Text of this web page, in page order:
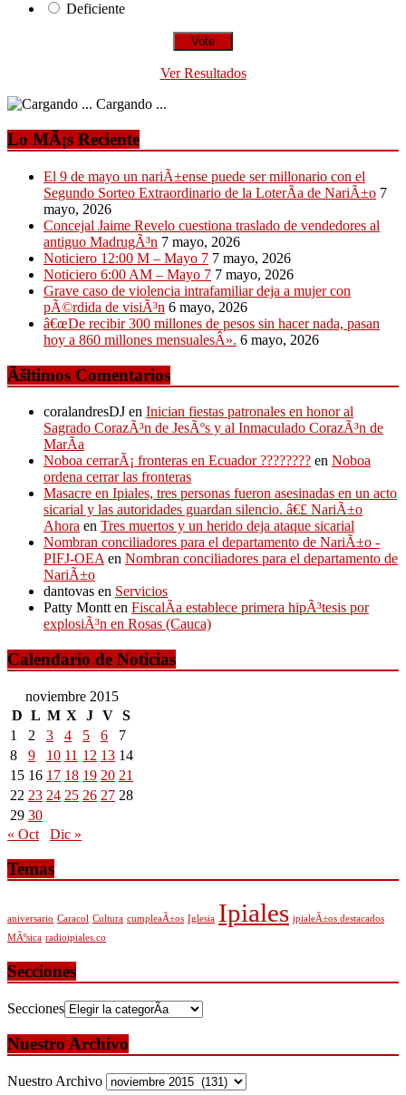
Deficiente
Ver Resultados
Cargando ...
Lo MÃ¡s Reciente
El 9 de mayo un nariÃ±ense puede ser millonario con el
Segundo Sorteo Extraordinario de la LoterÃ­a de NariÃ±o 7
mayo, 2026
Concejal Jaime Revelo cuestiona traslado de vendedores al
antiguo MadrugÃ³n 7 mayo, 2026
Noticiero 12:00 M – Mayo 7 7 mayo, 2026
Noticiero 6:00 AM – Mayo 7 7 mayo, 2026
Grave caso de violencia intrafamiliar deja a mujer con
pÃ©rdida de visiÃ³n 6 mayo, 2026
â€œDe recibir 300 millones de pesos sin hacer nada, pasan
hoy a 860 millones mensualesÂ». 6 mayo, 2026
Ãšltimos Comentarios
coralandresDJ en Inician fiestas patronales en honor al
Sagrado CorazÃ³n de JesÃºs y al Inmaculado CorazÃ³n de
MarÃ­a
Noboa cerrarÃ¡ fronteras en Ecuador ???????? en Noboa
ordena cerrar las fronteras
Masacre en Ipiales, tres personas fueron asesinadas en un acto
sicarial y las autoridades guardan silencio. â€£ NariÃ±o
Ahora en Tres muertos y un herido deja ataque sicarial
Nombran conciliadores para el departamento de NariÃ±o -
PIFJ-OEA en Nombran conciliadores para el departamento de
NariÃ±o
dantovas en Servicios
Patty Montt en FiscalÃ­a establece primera hipÃ³tesis por
explosiÃ³n en Rosas (Cauca)
Calendario de Noticias
noviembre 2015
D L M X J V S
1
2 3 4 5 6
7
8
9 10 11 12 13 14
15 16 17 18 19 20 21
22 23 24 25 26 27 28
29 30
« Oct
Dic »
Temas
aniversario Caracol Cultura cumpleaÃ±os Iglesia Ipiales ipialeÃ±os destacados
MÃºsica radioipiales.co
Secciones
Secciones
Nuestro Archivo
Nuestro Archivo